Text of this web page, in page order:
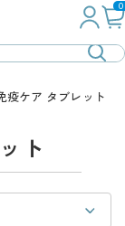
0
疫ケア タブレット
ト